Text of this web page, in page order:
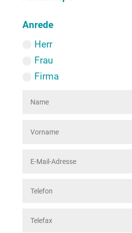
Anrede
Herr
Frau
Firma